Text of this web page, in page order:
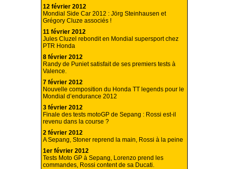
12 février 2012
Mondial Side Car 2012 : Jörg Steinhausen et
Grégory Cluze associés !
11 février 2012
Jules Cluzel rebondit en Mondial supersport chez
PTR Honda
8 février 2012
Randy de Puniet satisfait de ses premiers tests à
Valence.
7 février 2012
Nouvelle composition du Honda TT legends pour le
Mondial d’endurance 2012
3 février 2012
Finale des tests motoGP de Sepang : Rossi est-il
revenu dans la course ?
2 février 2012
A Sepang, Stoner reprend la main, Rossi à la peine
1er février 2012
Tests Moto GP à Sepang, Lorenzo prend les
commandes, Rossi content de sa Ducati.